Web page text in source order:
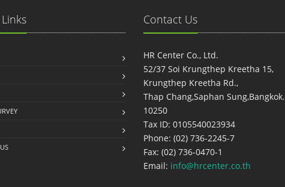
Contact Us
HR Center Co., Ltd.
52/37 Soi Krungthep Kreetha 15,
Krungthep Kreetha Rd.,
Thap Chang,Saphan Sung,Bangkok.
10250
Tax ID: 0105540023934
Phone: (02) 736-2245-7
Fax: (02) 736-0470-1
Email: info@hrcenter.co.th